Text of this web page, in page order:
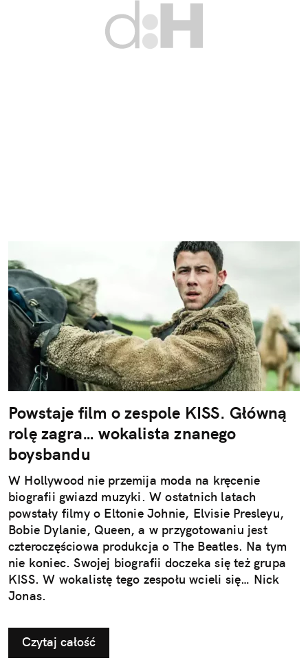
Powstaje film o zespole KISS. Główną
rolę zagra… wokalista znanego
boysbandu
W Hollywood nie przemija moda na kręcenie
biografii gwiazd muzyki. W ostatnich latach
powstały filmy o Eltonie Johnie, Elvisie Presleyu,
Bobie Dylanie, Queen, a w przygotowaniu jest
czteroczęściowa produkcja o The Beatles. Na tym
nie koniec. Swojej biografii doczeka się też grupa
KISS. W wokalistę tego zespołu wcieli się… Nick
Jonas.
Czytaj całość